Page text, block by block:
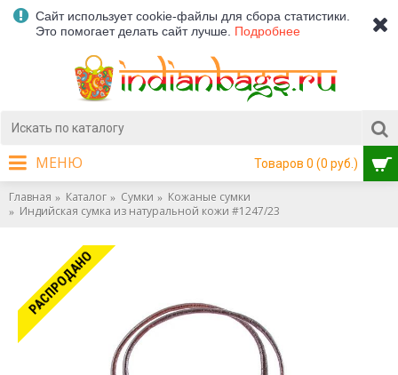
Сайт использует cookie-файлы для сбора статистики.
Это помогает делать сайт лучше. Подробнее
Товаров 0 (0 руб.)
МЕНЮ
Главная Каталог Сумки
Кожаные сумки
Индийская сумка из натуральной кожи #1247/23
РАСПРОДАНО